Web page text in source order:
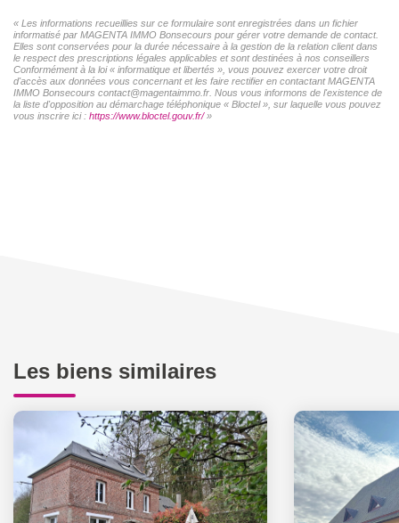
« Les informations recueillies sur ce formulaire sont enregistrées dans un fichier
informatisé par MAGENTA IMMO Bonsecours pour gérer votre demande de contact.
Elles sont conservées pour la durée nécessaire à la gestion de la relation client dans
le respect des prescriptions légales applicables et sont destinées à nos conseillers
Conformément à la loi « informatique et libertés », vous pouvez exercer votre droit
d'accès aux données vous concernant et les faire rectifier en contactant MAGENTA
IMMO Bonsecours contact@magentaimmo.fr. Nous vous informons de l'existence de
la liste d'opposition au démarchage téléphonique « Bloctel », sur laquelle vous pouvez
vous inscrire ici : https://www.bloctel.gouv.fr/»
Les biens similaires